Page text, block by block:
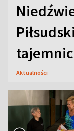
Aktualności